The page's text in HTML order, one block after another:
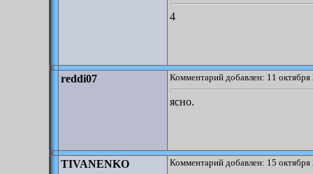
4
reddi07 Комментарий добавлен: 11
ясно.
TIVANENKO Комментарий добавлен: 15